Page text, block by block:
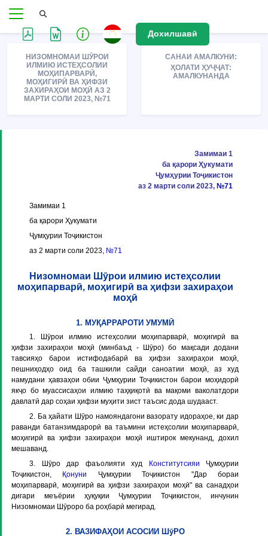
Дохилшавӣ
НИЗОМНОМАИ ШӮРОИ
ИЛМИЮ ИСТЕҲСОЛИИ
МОҲИПАРВАРӢ,
МОҲИГИРӢ ВА ҲИФЗИ
ЗАХИРАҲОИ МОҲӢ АЗ 2
МАРТИ СОЛИ 2023, №71
САНАИ АМАЛКУНИ:
ҲОЛАТИ ҲУҶҶАТ:
АМАЛКУНАНДА
Замимаи 1
ба қарори Ҳукумати
Ҷумҳурии Тоҷикистон
аз 2 марти соли 2023, №71
Замимаи 1
ба қарори Ҳукумати
Ҷумҳурии Тоҷикистон
аз 2 марти соли 2023, №71
Низомномаи Шӯрои илмию истеҳсолии
моҳипарварӣ, моҳигирӣ ва ҳифзи захираҳои
моҳӣ
1. МУҚАРРАРОТИ УМУМӢ
1. Шӯрои илмию истеҳсолии моҳипарварӣ, моҳигирӣ ва
ҳифзи захираҳои моҳӣ (минбаъд -
Шӯро) бо мақсади додани
тавсияҳо барои истифодабарӣ ва ҳифзи захираҳои моҳӣ,
пешниҳодҳо оид ба ташкили сайди саноатии моҳӣ, аз худ
намудани ҳавзаҳои обии Ҷумҳурии Тоҷикистон барои моҳидорӣ
якҷо бо муассисаҳои илмию таҳқиқотӣ ва мақоми ваколатдори
давлатӣ дар соҳаи ҳифзи муҳити зист таъсис дода шудааст.
2. Ба ҳайати Шӯро намояндагони вазорату идораҳое, ки дар
раванди батанзимдарорӣ ва таъмини истеҳсолии моҳипарварӣ,
моҳигирӣ ва ҳифзи захираҳои моҳӣ иштирок мекунанд, дохил
мешаванд.
3. Шӯро дар фаъолияти худ
Конститутсияи Ҷумҳурии
Тоҷикистон,
Қонуни
Ҷумҳурии Тоҷикистон "Дар бораи
моҳипарварӣ, моҳигирӣ ва ҳифзи захираҳои моҳӣ" ва санадҳои
дигари меъёрии ҳуқуқии Ҷумҳурии Тоҷикистон, инчунин
Низомномаи Шӯроро ба роҳбарӣ мегирад.
2. ВАЗИФАҲОИ АСОСИИ ШӯРО